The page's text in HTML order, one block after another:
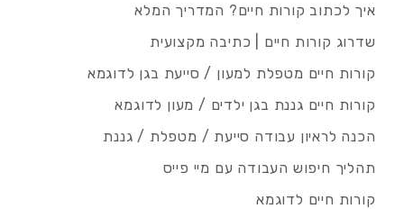
איך לכתוב קורות חיים? המדריך המלא
שדרוג קורות חיים | כתיבה מקצועית
קורות חיים מטפלת למעון / סייעת בגן לדוגמא
קורות חיים גננת בגן ילדים / מעון לדוגמא
הכנה לראיון עבודה סייעת / מטפלת / גננת
תהליך חיפוש העבודה עם מיי פייס
קורות חיים לדוגמא